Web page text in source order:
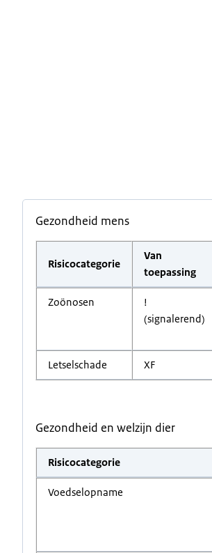
Gezondheid mens
Risicocategorie
Van
toepassing
Zoönosen
!
(signalerend)
Letselschade XF
Gezondheid en welzijn dier
Risicocategorie
Voedselopname